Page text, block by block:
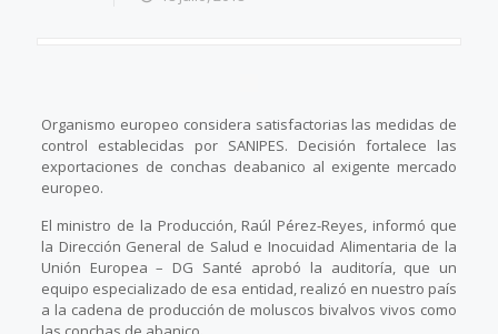
Organismo europeo considera satisfactorias las medidas de
control establecidas por SANIPES. Decisión fortalece las
exportaciones de conchas deabanico al exigente mercado
europeo.
El ministro de la Producción, Raúl Pérez-Reyes, informó que
la Dirección General de Salud e Inocuidad Alimentaria de la
Unión Europea – DG Santé aprobó la auditoría, que un
equipo especializado de esa entidad, realizó en nuestro país
a la cadena de producción de moluscos bivalvos vivos como